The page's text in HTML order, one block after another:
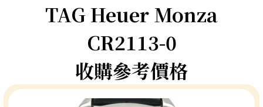
TAG Heuer Monza
CR2113-0
收購參考價格